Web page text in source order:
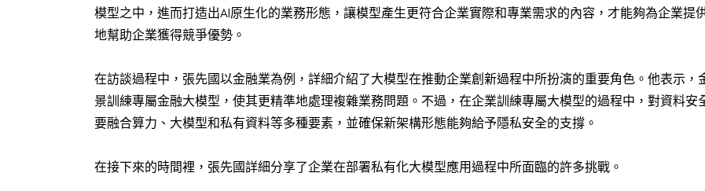
模型之中，進而打造出AI原生化的業務形態，讓模型產生更符合企業實際和專業需求的內容，才能夠為企業提
地幫助企業獲得競爭優勢。
在訪談過程中，張先國以金融業為例，詳細介紹了大模型在推動企業創新過程中所扮演的重要角色。他表示
景訓練專屬金融大模型，使其更精準地處理複雜業務問題。不過，在企業訓練專屬大模型的過程中，對資料
要融合算力、大模型和私有資料等多種要素，並確保新架構形態能夠給予隱私安全的支撐。
在接下來的時間裡，張先國詳細分享了企業在部署私有化大模型應用過程中所面臨的許多挑戰。